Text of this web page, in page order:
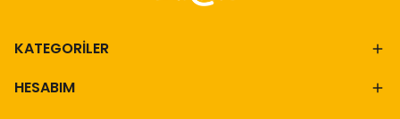
KATEGORİLER
HESABIM